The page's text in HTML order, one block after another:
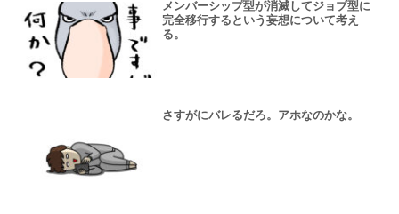
メンバーシップ型が消滅してジョブ型に
完全移行するという妄想について考え
る。
さすがにバレるだろ。アホなのかな。